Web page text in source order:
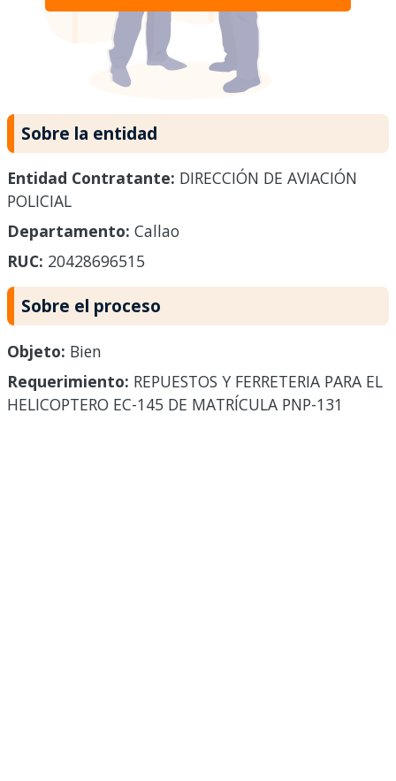
Sobre la entidad
Entidad Contratante: DIRECCIÓN DE AVIACIÓN
POLICIAL
Departamento: Callao
RUC: 20428696515
Sobre el proceso
Objeto: Bien
Requerimiento: REPUESTOS Y FERRETERIA PARA EL
HELICOPTERO EC-145 DE MATRÍCULA PNP-131